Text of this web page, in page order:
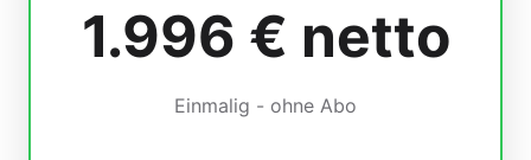
1.996 € netto
Einmalig - ohne Abo